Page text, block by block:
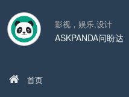
影视，娱乐,设计
ASKPANDA问盼达
首页